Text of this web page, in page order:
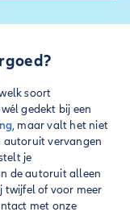
soort
gedekt bij een
, maar valt het niet
autoruit vervangen
je
de autoruit alleen
twijfel of voor meer
met onze